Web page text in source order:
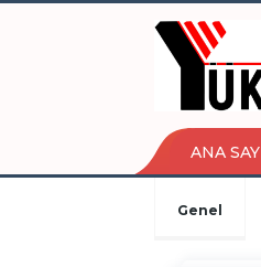
kaçak bahis
deneme bonusu veren siteler
ANA
Genel